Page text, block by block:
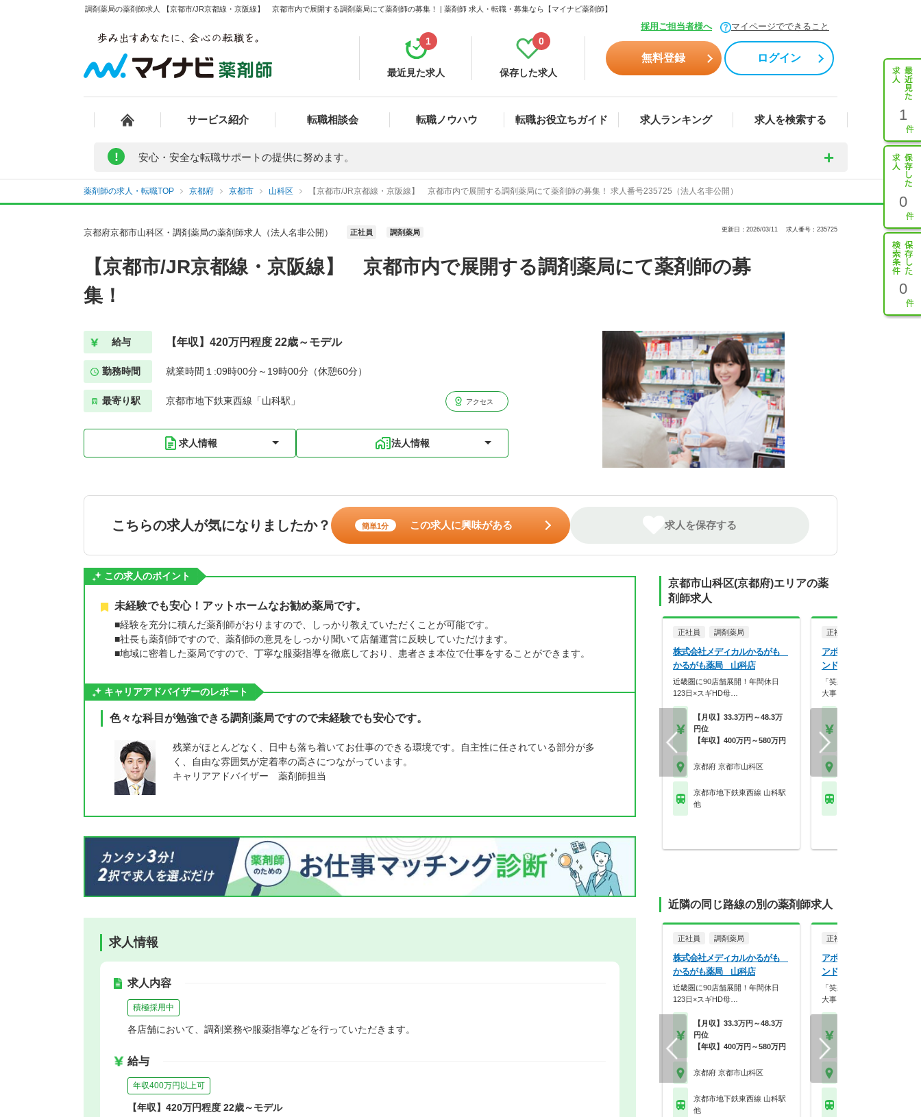
調剤薬局の薬剤師求人 【京都市/JR京都線・京阪線】 京都市内で展開する調剤薬局にて薬剤師の募集！ | 薬剤師 求人・転職・募集なら【マイナビ薬剤師】
採用ご担当者様へ マイページでできること
最近見た求人
1
保存した求人
0
無料登録 ログイン
サービス紹介 転職相談会 転職ノウハウ 転職お役立ちガイド 求人ランキング 求人を検索する 1
0
0
! 安心・安全な転職サポートの提供に努めます。
薬剤師の求人・転職TOP 京都府 京都市 山科区 【京都市/JR京都線・京阪線】 京都市内で展開する調剤薬局にて薬剤師の募集！ 求人番号235725（法人名非公開）
京都府京都市山科区・調剤薬局の薬剤師求人（法人名非公開） 正社員 調剤薬局 更新日：2026/03/11 求人番号：235725
【京都市/JR京都線・京阪線】 京都市内で展開する調剤薬局にて薬剤師の募
集！
給与 【年収】420万円程度 22歳～モデル
勤務時間 就業時間１:09時00分～19時00分（休憩60分）
最寄り駅 京都市地下鉄東西線「山科駅」 アクセス
求人情報 法人情報
こちらの求人が気になりましたか？ 簡単1分 この求人に興味がある 求人を保存する
この求人のポイント
未経験でも安心！アットホームなお勧め薬局です。
■経験を充分に積んだ薬剤師がおりますので、しっかり教えていただくことが可能です。
■社長も薬剤師ですので、薬剤師の意見をしっかり聞いて店舗運営に反映していただけます。
■地域に密着した薬局ですので、丁寧な服薬指導を徹底しており、患者さま本位で仕事をすることができます。
キャリアアドバイザーのレポート
色々な科目が勉強できる調剤薬局ですので未経験でも安心です。
残業がほとんどなく、日中も落ち着いてお仕事のできる環境です。自主性に任されている部分が多
く、自由な雰囲気が定着率の高さにつながっています。
キャリアアドバイザー 薬剤師担当
求人情報
求人内容
積極採用中
各店舗において、調剤業務や服薬指導などを行っていただきます。
給与
年収400万円以上可
【年収】420万円程度 22歳～モデル
京都市山科区(京都府)エリアの薬
剤師求人
正社員 調剤薬局
株式会社メディカルかるがも
かるがも薬局 山科店
近畿圏に90店舗展開！年間休日
123日×スギHD母…
【月収】33.3万円～48.3万
円位
【年収】400万円～580万円
京都府 京都市山科区
京都市地下鉄東西線 山科駅
他
正社員
アポクリート株式会社
ンド薬局 山科東野店
「笑顔」と「おもてなしの
大事にし、常に挑戦を…
近隣の同じ路線の別の薬剤師求人
正社員 調剤薬局
株式会社メディカルかるがも
かるがも薬局 山科店
近畿圏に90店舗展開！年間休日
123日×スギHD母…
【月収】33.3万円～48.3万
円位
【年収】400万円～580万円
京都府 京都市山科区
京都市地下鉄東西線 山科駅
他
正社員
アポクリート株式会社
ンド薬局 山科東野店
「笑顔」と「おもてなしの
大事にし、常に挑戦を…